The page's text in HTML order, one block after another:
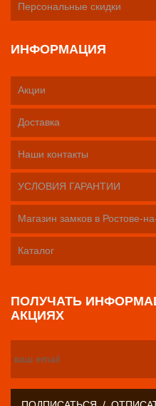
Персональные скидки
ИНФОРМАЦИЯ
Акции
Доставка
Наши контакты
УСЛОВИЯ ГАРАНТИИ
Магазин замков в Ростове-
Каталог
ПОЛУЧАТЬ
АКЦИЯХ